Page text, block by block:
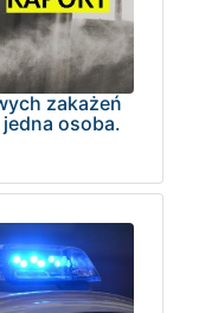
zakażeń
osoba.